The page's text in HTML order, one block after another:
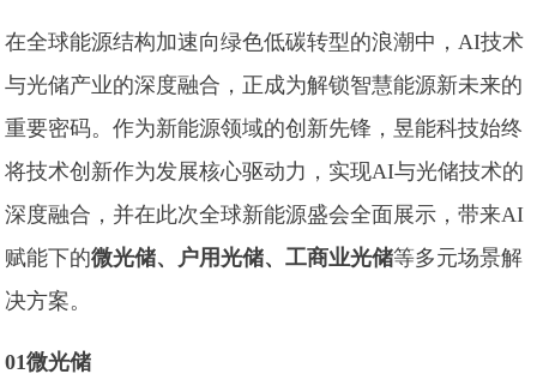
在全球能源结构加速向绿色低碳转型的浪潮中，AI技术
与光储产业的深度融合，正成为解锁智慧能源新未来的
重要密码。作为新能源领域的创新先锋，昱能科技始终
将技术创新作为发展核心驱动力，实现AI与光储技术的
深度融合，并在此次全球新能源盛会全面展示，带来AI
赋能下的微光储、户用光储、工商业光储等多元场景解
决方案。
01微光储